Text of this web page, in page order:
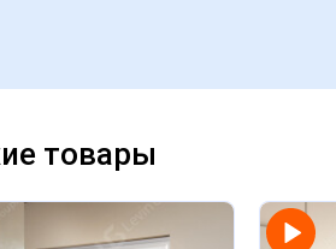
товары